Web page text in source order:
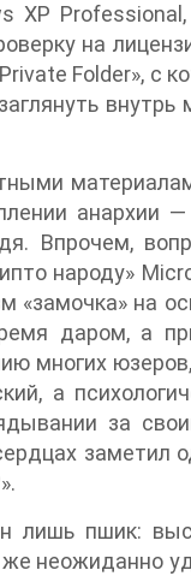
XP
на
Folder», с
внутрь
анархии
Впрочем,
народу»
«замочка» на
даром, а
многих
а
за
заметил
лишь пшик:
неожиданно